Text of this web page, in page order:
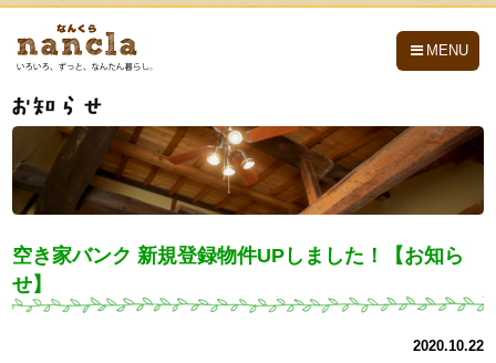
MENU
空き家バンク 新規登録物件UPしました！【お知ら
せ】
2020.10.22